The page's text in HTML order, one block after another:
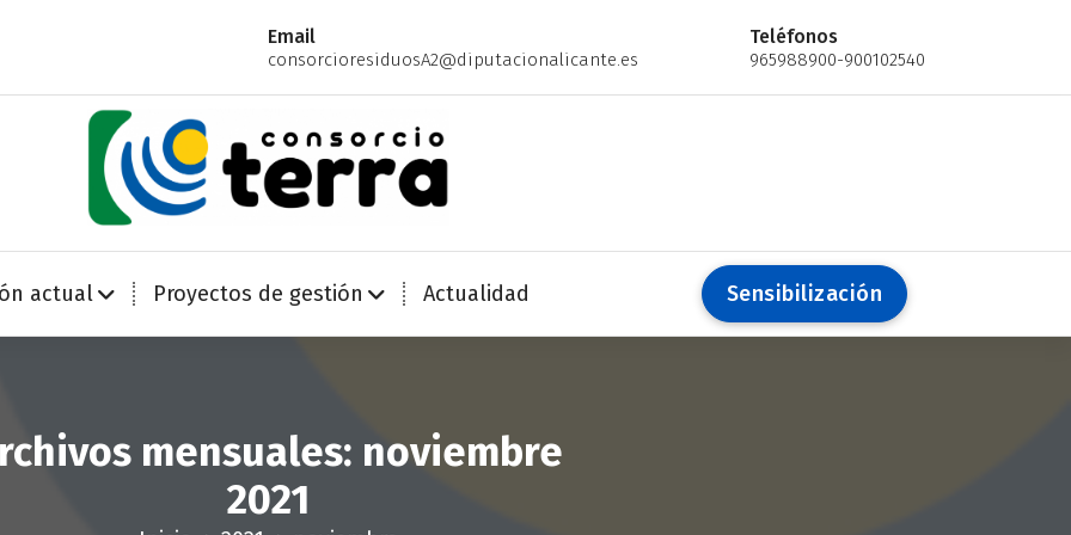
Email
consorcioresiduosA2@diputacionalicante.es
Teléfonos
965988900-900102540
actual Proyectos de gestión Actualidad Sensibilización
mensuales: noviembre
2021